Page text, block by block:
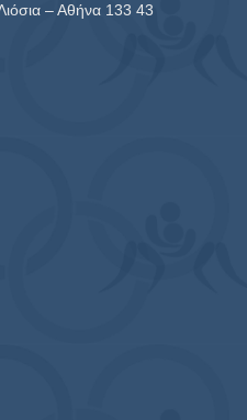
– Αθήνα 133 43